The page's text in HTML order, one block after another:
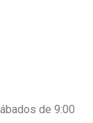
de 9:00